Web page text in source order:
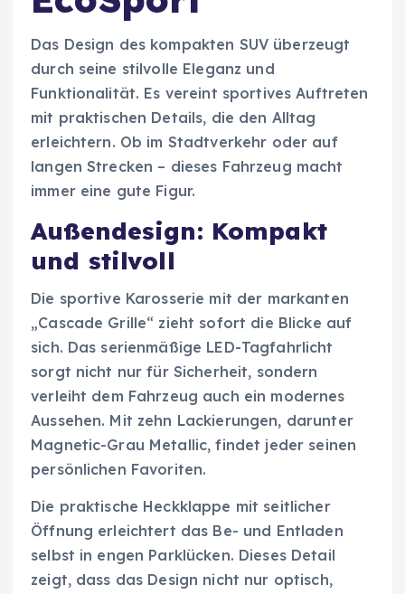
Das Design des kompakten SUV überzeugt
durch seine stilvolle Eleganz und
Funktionalität. Es vereint sportives Auftreten
mit praktischen Details, die den Alltag
erleichtern. Ob im Stadtverkehr oder auf
langen Strecken – dieses Fahrzeug macht
immer eine gute Figur.
Außendesign: Kompakt
und stilvoll
Die sportive Karosserie mit der markanten
„Cascade Grille“ zieht sofort die Blicke auf
sich. Das serienmäßige LED-Tagfahrlicht
sorgt nicht nur für Sicherheit, sondern
verleiht dem Fahrzeug auch ein modernes
Aussehen. Mit zehn Lackierungen, darunter
Magnetic-Grau Metallic, findet jeder seinen
persönlichen Favoriten.
Die praktische Heckklappe mit seitlicher
Öffnung erleichtert das Be- und Entladen
selbst in engen Parklücken. Dieses Detail
zeigt, dass das Design nicht nur optisch,